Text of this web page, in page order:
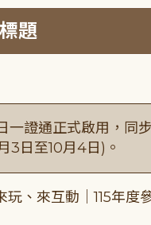
標題
一證通正式啟用，同
3日至10月4日)。
、來互動｜115年度